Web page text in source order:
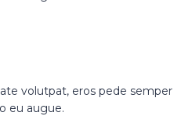
volutpat, eros pede semper
eu augue.